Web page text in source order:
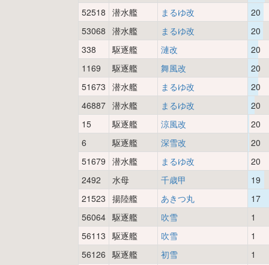
52518 潜水艦 まるゆ改
20
53068 潜水艦 まるゆ改
20
338
駆逐艦 漣改
20
1169
駆逐艦 舞風改
20
51673 潜水艦 まるゆ改
20
46887 潜水艦 まるゆ改
20
15
駆逐艦 涼風改
20
6
駆逐艦 深雪改
20
51679 潜水艦 まるゆ改
20
2492
水母 千歳甲
19
21523 揚陸艦 あきつ丸
17
56064 駆逐艦 吹雪
1
56113 駆逐艦 吹雪
1
56126 駆逐艦 初雪
1